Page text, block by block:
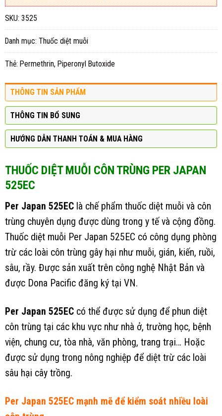
SKU: 3525
Danh mục: Thuốc diệt muỗi
Thẻ: Permethrin, Piperonyl Butoxide
THÔNG TIN SẢN PHẨM
THÔNG TIN BỔ SUNG
HƯỚNG DẪN THANH TOÁN & MUA HÀNG
THUỐC DIỆT MUỖI CÔN TRÙNG PER JAPAN
525EC
Per Japan 525EC là chế phẩm thuốc diệt muỗi và côn
trùng chuyên dụng được dùng trong y tế và cộng đồng.
Thuốc diệt muỗi Per Japan 525EC có công dụng phòng
trừ các loài côn trùng gây hại như muỗi, gián, kiến, ruồi,
sâu, rầy. Được sản xuất trên công nghệ Nhật Bản và
được Dona Pacific đăng ký tại VN.
Per Japan 525EC có thể được sử dụng để phun diệt
côn trùng tại các khu vực như nhà ở, trường học, bệnh
viện, chung cư, tòa nhà, văn phòng, trang trại… Hoặc
được sử dụng trong nông nghiệp để diệt trừ các loài
sâu hại cây trồng.
Per Japan 525EC mạnh mẽ để kiểm soát nhiều loài